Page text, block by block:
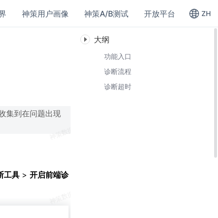
神策用户画像 神策A/B测试 开放平台 ZH
集到在问题出现
工具 > 开启前端诊
大纲
功能入口
诊断流程
诊断超时